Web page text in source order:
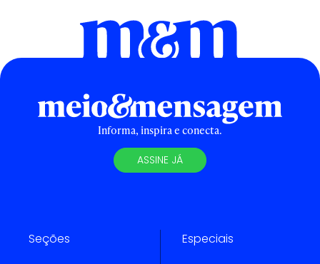
Informa, inspira e conecta.
ASSINE JÁ
Seções Especiais